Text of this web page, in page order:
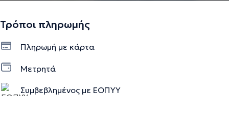
Τρόποι πληρωμής
Πληρωμή με κάρτα
Μετρητά
Συμβεβλημένος με ΕΟΠΥΥ